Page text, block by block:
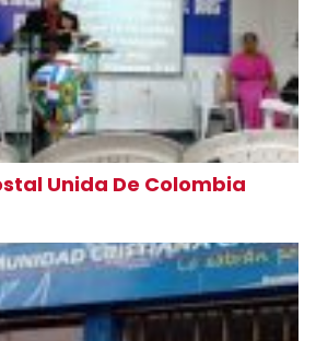
Unida De Colombia